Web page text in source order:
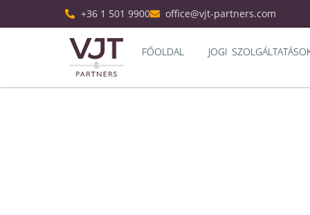
+36 1 501 9900 office@vjt-partners.com
FŐOLDAL JOGI